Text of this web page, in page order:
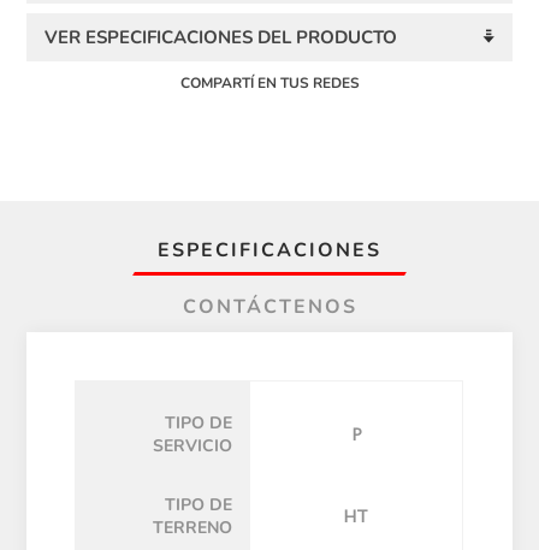
VER ESPECIFICACIONES DEL PRODUCTO
COMPARTÍ EN TUS REDES
ESPECIFICACIONES
CONTÁCTENOS
TIPO DE
SERVICIO
P
TIPO DE
TERRENO
HT